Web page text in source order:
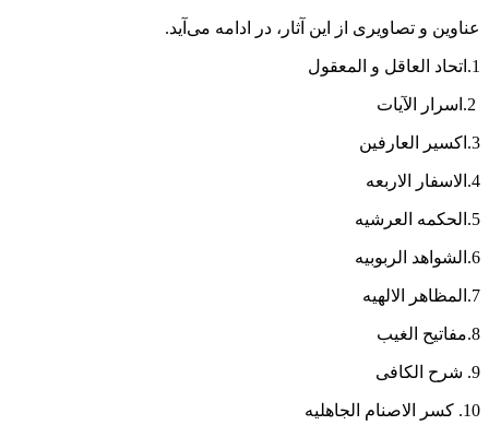
عناوین و تصاویری از این آثار، در ادامه می‌آید.
1.اتحاد العاقل و المعقول
3.اکسیر العارفین
4.الاسفار الاربعه
5.الحکمه العرشیه
6.الشواهد الربوبیه
7.المظاهر الالهیه
8.مفاتیح الغیب
9. شرح الکافی
10. کسر الاصنام الجاهلیه